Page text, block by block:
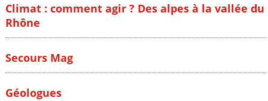
Climat : comment agir ? Des alpes à la vallée du
Rhône
Secours Mag
Géologues